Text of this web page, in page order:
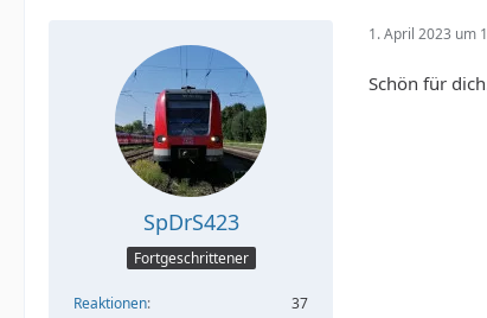
SpDrS423
Fortgeschrittener
Reaktionen
37
1. April 2023 um
Schön für